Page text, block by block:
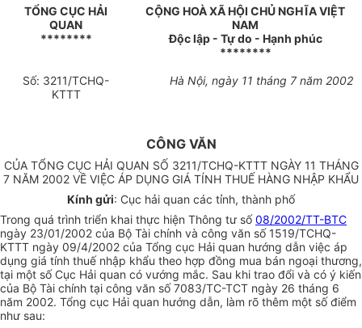
TỔNG CỤC HẢI
QUAN
********
CỘNG HOÀ XÃ HỘI CHỦ NGHĨA VIỆT
NAM
Độc lập - Tự do - Hạnh phúc
********
Số: 3211/TCHQ-
KTTT
Hà Nội, ngày 11 tháng 7 năm 2002
CÔNG VĂN
CỦA TỔNG CỤC HẢI QUAN SỐ 3211/TCHQ-KTTT NGÀY 11 THÁNG
7 NĂM 2002 VỀ VIỆC ÁP DỤNG GIÁ TÍNH THUẾ HÀNG NHẬP KHẨU
Kính gửi: Cục hải quan các tỉnh, thành phố
Trong quá trình triển khai thực hiện Thông tư số08/2002/TT-BTC
ngày 23/01/2002 của Bộ Tài chính và công văn số 1519/TCHQ-
KTTT ngày 09/4/2002 của Tổng cục Hải quan hướng dẫn việc áp
dụng giá tính thuế nhập khẩu theo hợp đồng mua bán ngoại thương,
tại một số Cục Hải quan có vướng mắc. Sau khi trao đổi và có ý kiến
của Bộ Tài chính tại công văn số 7083/TC-TCT ngày 26 tháng 6
năm 2002. Tổng cục Hải quan hướng dẫn, làm rõ thêm một số điểm
như sau: